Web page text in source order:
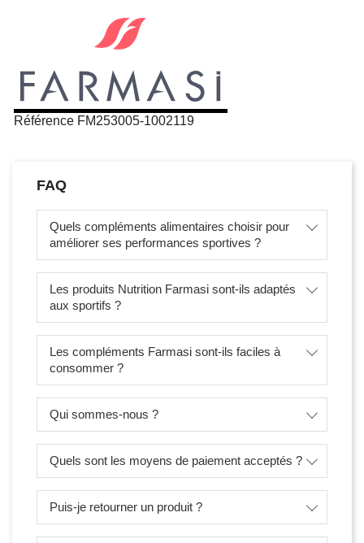
Référence FM253005-1002119
FAQ
Quels compléments alimentaires choisir pour
améliorer ses performances sportives ?
Les produits Nutrition Farmasi sont-ils adaptés
aux sportifs ?
Les compléments Farmasi sont-ils faciles à
consommer ?
Qui sommes-nous ?
Quels sont les moyens de paiement acceptés ?
Puis-je retourner un produit ?